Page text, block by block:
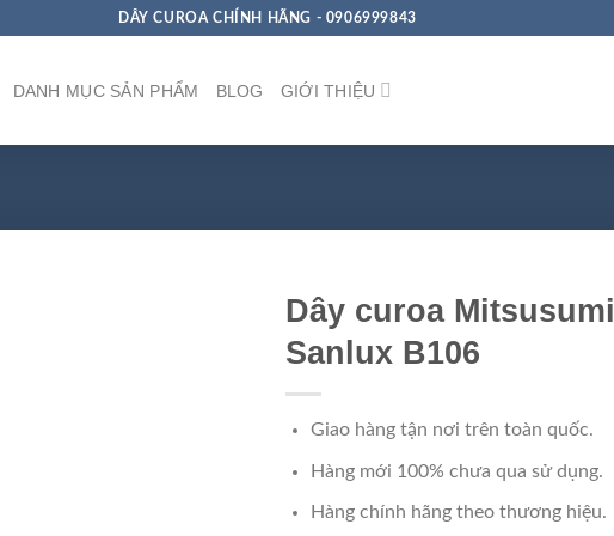
DÂY CUROA CHÍNH HÃNG - 0906999843
DANH MỤC SẢN PHẨM BLOG GIỚI THIỆU
Dây curoa Mitsusumi
Sanlux B106
Giao hàng tận nơi trên toàn quốc.
Hàng mới 100% chưa qua sử dụng.
Hàng chính hãng theo thương hiệu.